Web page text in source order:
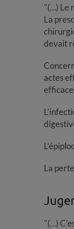
"(…) Le
La
devait
actes
La
"(…)